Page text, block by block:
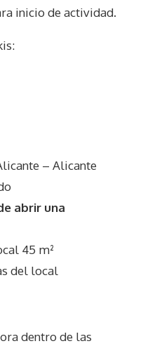
inicio de actividad.
:
– Alicante
abrir una
45 m²
del local
dentro de las